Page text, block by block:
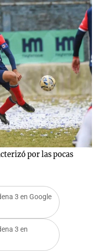
por las pocas
3 en Google
3 en